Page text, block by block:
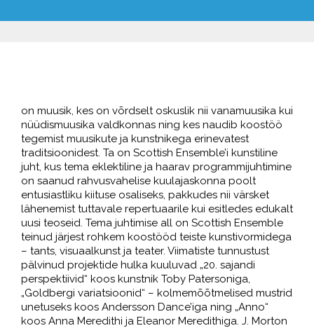
on muusik, kes on võrdselt oskuslik nii vanamuusika kui
nüüdismuusika valdkonnas ning kes naudib koostöö
tegemist muusikute ja kunstnikega erinevatest
traditsioonidest. Ta on Scottish Ensemble’i kunstiline
juht, kus tema eklektiline ja haarav programmijuhtimine
on saanud rahvusvahelise kuulajaskonna poolt
entusiastliku kiituse osaliseks, pakkudes nii värsket
lähenemist tuttavale repertuaarile kui esitledes edukalt
uusi teoseid. Tema juhtimise all on Scottish Ensemble
teinud järjest rohkem koostööd teiste kunstivormidega
– tants, visuaalkunst ja teater. Viimatiste tunnustust
pälvinud projektide hulka kuuluvad „20. sajandi
perspektiivid“ koos kunstnik Toby Patersoniga,
„Goldbergi variatsioonid“ – kolmemõõtmelised mustrid
unetuseks koos Andersson Dance’iga ning „Anno“
koos Anna Meredithi ja Eleanor Meredithiga. J. Morton